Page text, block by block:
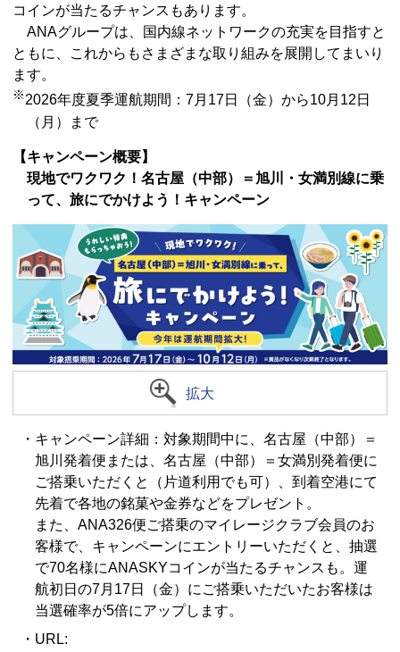
コインが当たるチャンスもあります。
ANAグループは、国内線ネットワークの充実を目指すと
ともに、これからもさまざまな取り組みを展開してまいり
ます。
※2026年度夏季運航期間：7月17日（金）から10月12日
（月）まで
【キャンペーン概要】
現地でワクワク！名古屋（中部）＝旭川・女満別線に乗
って、旅にでかけよう！キャンペーン
拡大
・キャンペーン詳細：対象期間中に、名古屋（中部）＝
旭川発着便または、名古屋（中部）＝女満別発着便に
ご搭乗いただくと（片道利用でも可）、到着空港にて
先着で各地の銘菓や金券などをプレゼント。
また、ANA326便ご搭乗のマイレージクラブ会員のお
客様で、キャンペーンにエントリーいただくと、抽選
で70名様にANASKYコインが当たるチャンスも。運
航初日の7月17日（金）にご搭乗いただいたお客様は
当選確率が5倍にアップします。
・URL: